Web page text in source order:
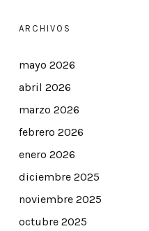
ARCHIVOS
mayo 2026
abril 2026
marzo 2026
febrero 2026
enero 2026
diciembre 2025
noviembre 2025
octubre 2025